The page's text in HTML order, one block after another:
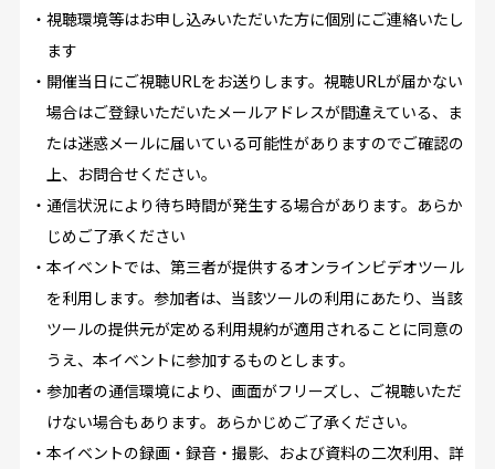
・視聴環境等はお申し込みいただいた方に個別にご連絡いたし
ます
・開催当日にご視聴URLをお送りします。視聴URLが届かない
場合はご登録いただいたメールアドレスが間違えている、ま
たは迷惑メールに届いている可能性がありますのでご確認の
上、お問合せください。
・通信状況により待ち時間が発生する場合があります。あらか
じめご了承ください
・本イベントでは、第三者が提供するオンラインビデオツール
を利用します。参加者は、当該ツールの利用にあたり、当該
ツールの提供元が定める利用規約が適用されることに同意の
うえ、本イベントに参加するものとします。
・参加者の通信環境により、画面がフリーズし、ご視聴いただ
けない場合もあります。あらかじめご了承ください。
・本イベントの録画・録音・撮影、および資料の二次利用、詳